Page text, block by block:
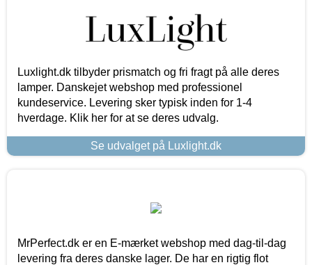
Luxlight.dk tilbyder prismatch og fri fragt på alle deres
lamper. Danskejet webshop med professionel
kundeservice. Levering sker typisk inden for 1-4
hverdage. Klik her for at se deres udvalg.
Se udvalget på Luxlight.dk
MrPerfect.dk er en E-mærket webshop med dag-til-dag
levering fra deres danske lager. De har en rigtig flot